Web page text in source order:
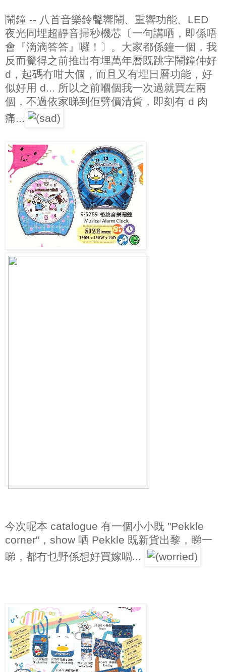
鬧鐘 -- 八首音樂鈴聲響鬧、重響功能、LED
夜光同埋超靜音掃秒機芯〔一句講哂，即係唔
會『滴滴答答』囉！〕。大家都係鐘一個，我
反而覺得之前推出有埋萬年曆既跳字鬧鐘仲好
d，起碼冇咁大個，而且又有埋日曆功能，好
似好用 d... 所以之前嗰個我一次過就買左兩
個，不過依家睇到佢劈價清貨，即刻有 d 肉
痛...
今次呢本 catalogue 有一個小小既 "Pekkle
corner"，show 哂 Pekkle 既新貨出黎，睇一
睇，都冇乜野係想好買嫁喎...